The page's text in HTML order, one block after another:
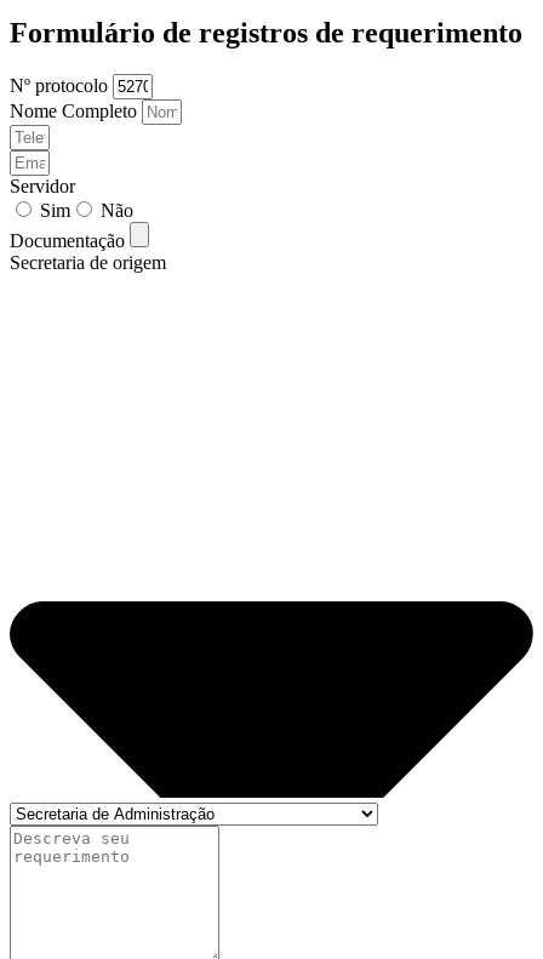
Formulário de registros de requerimento
Nº protocolo
Nome Completo
Servidor
Sim
Não
Documentação
Secretaria de origem